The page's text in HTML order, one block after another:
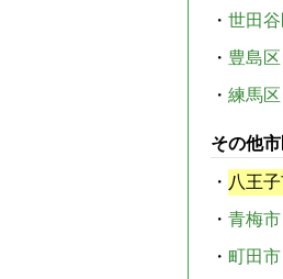
・ 世田
・ 豊島区
・ 練馬区
その他
・ 八王
・ 青梅市
・ 町田市